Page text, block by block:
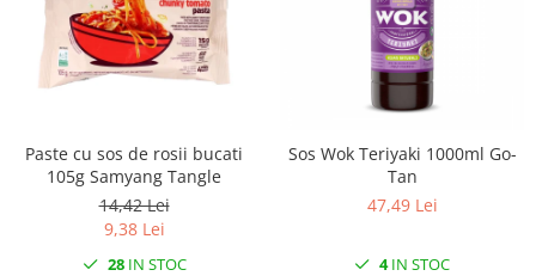
Paste cu sos de rosii bucati
105g Samyang Tangle
14,42 Lei
9,38 Lei
28IN STOC
Sos Wok Teriyaki 1000ml Go-
Tan
47,49 Lei
4IN STOC